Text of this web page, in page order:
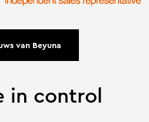
in control
van Beyuna